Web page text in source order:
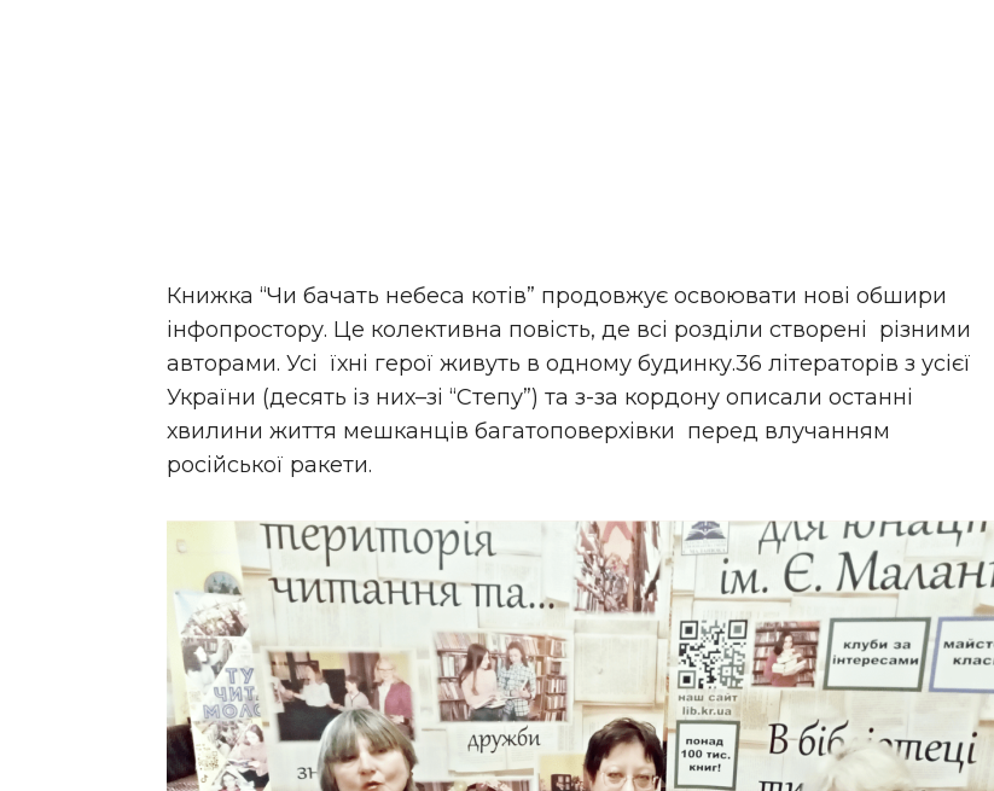
Книжка “Чи бачать небеса котів” продовжує освоювати нові обшири
інфопростору. Це колективна повість, де всі розділи створені різними
авторами. Усі їхні герої живуть в одному будинку.36 літераторів з усієї
України (десять із них–зі “Степу”) та з-за кордону описали останні
хвилини життя мешканців багатоповерхівки перед влучанням
російської ракети.